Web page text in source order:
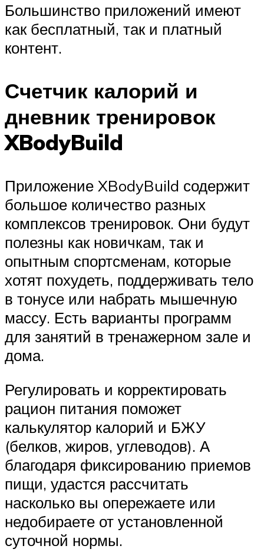
Большинство приложений имеют
как бесплатный, так и платный
контент.
Счетчик калорий и
дневник тренировок
XBodyBuild
Приложение XBodyBuild содержит
большое количество разных
комплексов тренировок. Они будут
полезны как новичкам, так и
опытным спортсменам, которые
хотят похудеть, поддерживать тело
в тонусе или набрать мышечную
массу. Есть варианты программ
для занятий в тренажерном зале и
дома.
Регулировать и корректировать
рацион питания поможет
калькулятор калорий и БЖУ
(белков, жиров, углеводов). А
благодаря фиксированию приемов
пищи, удастся рассчитать
насколько вы опережаете или
недобираете от установленной
суточной нормы.